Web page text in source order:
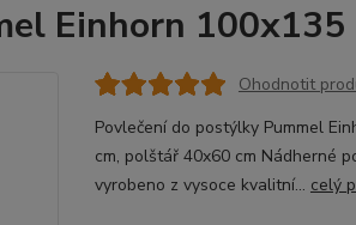
Einhorn 100x135
Ohodnotit
Povlečení do postýlky Pummel
cm, polštář 40x60 cm Nádherné
vyrobeno z vysoce kvalitní... celý